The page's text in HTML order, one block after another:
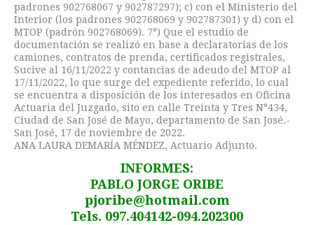
padrones 902768067 y 902787297); c) con el Ministerio del
Interior (los padrones 902768069 y 902787301) y d) con el
MTOP (padrón 902768069). 7°) Que el estudio de
documentación se realizó en base a declaratorias de los
camiones, contratos de prenda, certificados registrales,
Sucive al 16/11/2022 y contancias de adeudo del MTOP al
17/11/2022, lo que surge del expediente referido, lo cual
se encuentra a disposición de los interesados en Oficina
Actuaria del Juzgado, sito en calle Treinta y Tres N°434,
Ciudad de San José de Mayo, departamento de San José.-
San José, 17 de noviembre de 2022.
ANA LAURA DEMARÍA MÉNDEZ, Actuario Adjunto.
INFORMES:
PABLO JORGE ORIBE
pjoribe@hotmail.com
Tels. 097.404142-094.202300